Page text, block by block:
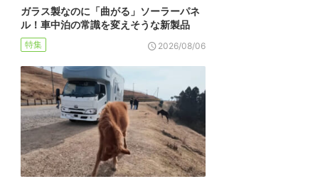
ガラス製なのに「曲がる」ソーラーパネ
ル！車中泊の常識を変えそうな新製品
特集 2026/08/06